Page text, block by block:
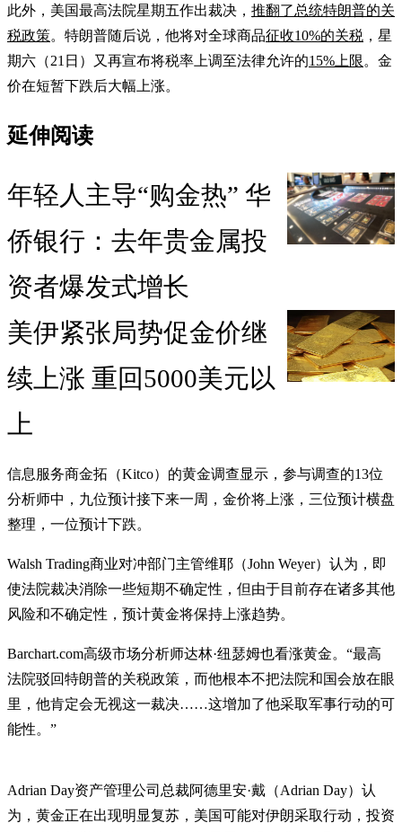
此外，美国最高法院星期五作出裁决， 推翻了总统特朗普的关
税政策。特朗普随后说，他将对全球商品征收10%的关税 ，星
期六（21日）又再宣布将税率上调至法律允许的15%上限。金
价在短暂下跌后大幅上涨。
延伸阅读
年轻人主导“购金热” 华
侨银行：去年贵金属投
资者爆发式增长
美伊紧张局势促金价继
续上涨 重回5000美元以
上
信息服务商金拓（Kitco）的黄金调查显示，参与调查的13位
分析师中，九位预计接下来一周，金价将上涨，三位预计横盘
整理，一位预计下跌。
Walsh Trading商业对冲部门主管维耶（John Weyer）认为，即
使法院裁决消除一些短期不确定性，但由于目前存在诸多其他
风险和不确定性，预计黄金将保持上涨趋势。
Barchart.com高级市场分析师达林·纽瑟姆也看涨黄金。“最高
法院驳回特朗普的关税政策，而他根本不把法院和国会放在眼
里，他肯定会无视这一裁决……这增加了他采取军事行动的可
能性。”
Adrian Day资产管理公司总裁阿德里安·戴（Adrian Day）认
为，黄金正在出现明显复苏，美国可能对伊朗采取行动，投资